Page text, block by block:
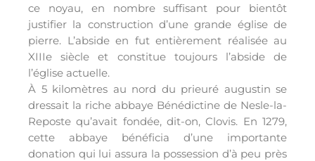
ce noyau, en nombre suffisant pour bientôt
justifier la construction d’une grande église de
pierre. L’abside en fut entièrement réalisée au
XIIIe siècle et constitue toujours l’abside de
l’église actuelle.
À 5 kilomètres au nord du prieuré augustin se
dressait la riche abbaye Bénédictine de Nesle-la-
Reposte qu’avait fondée, dit-on, Clovis. En 1279,
cette abbaye bénéficia d’une importante
donation qui lui assura la possession d’à peu près